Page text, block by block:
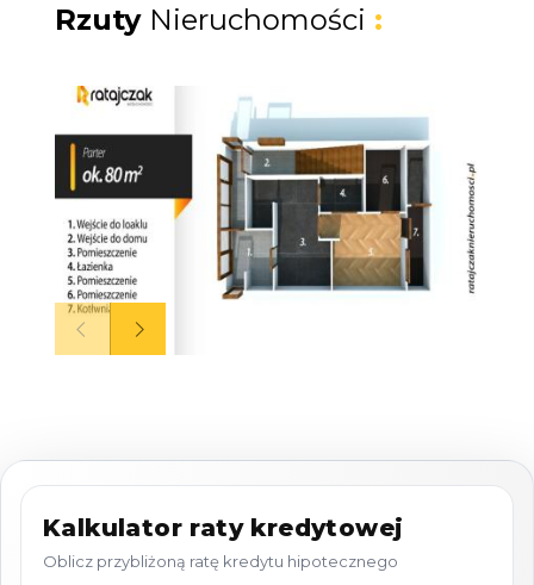
240 m² części głównej oraz 60 m² lokalu z
zapleczem) stanowi idealną propozycję dla
notarialnych, komorniczych lub biur
rachunkowych.
Standard i Charakterystyka Nieruchomości
Powierzchnia:240 m² powierzchni
mieszkalno-biurowej + 60 m² lokalu
usługowego + 10 m² kotłowni.
budynek zyska nową elewację oraz
Rzuty Nieruchomości :
Kalkulator raty kredytowej
Oblicz przybliżoną ratę kredytu hipotecznego